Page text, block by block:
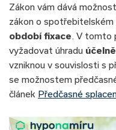
Zákon vám dává
zákon o
období fixace. V tomto
vyžadovat úhradu
vzniknou v souvislosti s
se možnostem
článek Předčasné